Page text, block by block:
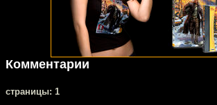
Комментарии
cтраницы: 1